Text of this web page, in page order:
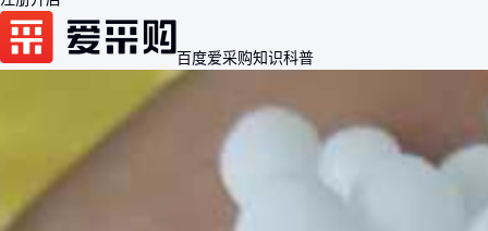
百度爱采购知识科普